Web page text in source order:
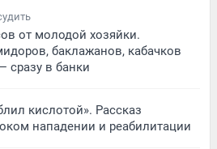
от молодой хозяйки.
баклажанов, кабачков
сразу в банки
кислотой». Рассказ
нападении и реабилитации